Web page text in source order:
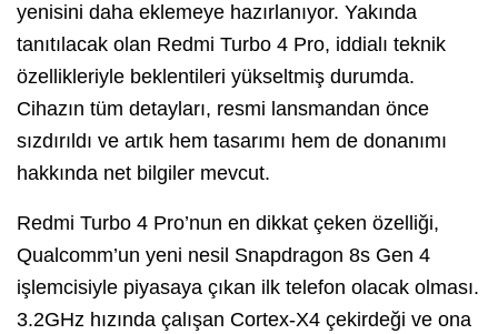
yenisini daha eklemeye hazırlanıyor. Yakında
tanıtılacak olan Redmi Turbo 4 Pro, iddialı teknik
özellikleriyle beklentileri yükseltmiş durumda.
Cihazın tüm detayları, resmi lansmandan önce
sızdırıldı ve artık hem tasarımı hem de donanımı
hakkında net bilgiler mevcut.
Redmi Turbo 4 Pro’nun en dikkat çeken özelliği,
Qualcomm’un yeni nesil Snapdragon 8s Gen 4
işlemcisiyle piyasaya çıkan ilk telefon olacak olması.
3.2GHz hızında çalışan Cortex-X4 çekirdeği ve ona